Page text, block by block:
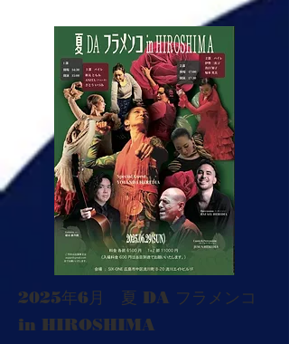
​2025年6月 夏 DA フラメンコ
in HIROSHIMA